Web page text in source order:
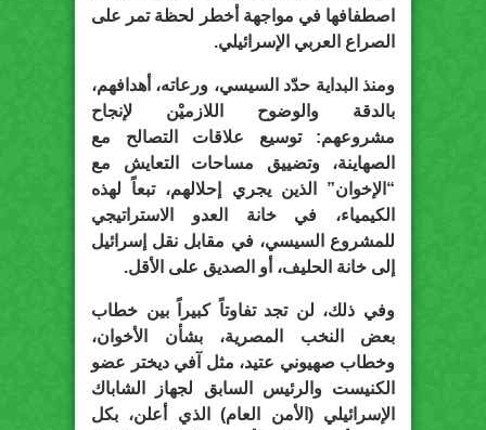
اصطفافها في مواجهة أخطر لحظة تمر على
الصراع العربي الإسرائيلي.
ومنذ البداية حدّد السيسي، ورعاته، أهدافهم،
بالدقة والوضوح اللازميْن لإنجاح
مشروعهم: توسيع علاقات التصالح مع
الصهاينة، وتضييق مساحات التعايش مع
“الإخوان” الذين يجري إحلالهم، تبعاً لهذه
الكيمياء، في خانة العدو الاستراتيجي
للمشروع السيسي، في مقابل نقل إسرائيل
إلى خانة الحليف، أو الصديق على الأقل.
وفي ذلك، لن تجد تفاوتاً كبيراً بين خطاب
بعض النخب المصرية، بشأن الأخوان،
وخطاب صهيوني عتيد، مثل آفي ديختر عضو
الكنيست والرئيس السابق لجهاز الشاباك
الإسرائيلي (الأمن العام) الذي أعلن، بكل